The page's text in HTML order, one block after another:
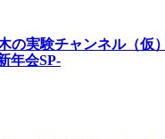
の実験チャンネル（仮
年会SP-